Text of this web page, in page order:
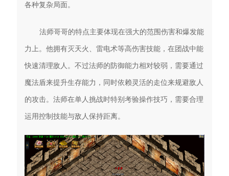
各种复杂局面。
法师哥哥的特点主要体现在强大的范围伤害和爆发能
力上。他拥有灭天火、雷电术等高伤害技能，在团战中能
快速清理敌人。不过法师的防御能力相对较弱，需要通过
魔法盾来提升生存能力，同时依赖灵活的走位来规避敌人
的攻击。法师在单人挑战时特别考验操作技巧，需要合理
运用控制技能与敌人保持距离。